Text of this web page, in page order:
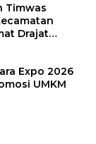
Timwas
Drajat
Expo 2026
UMKM